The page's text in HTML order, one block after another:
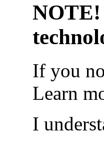
NOTE!
If you
Learn
I